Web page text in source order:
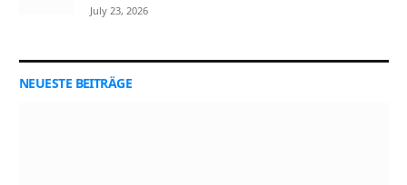
July 23, 2026
NEUESTE BEITRÄGE